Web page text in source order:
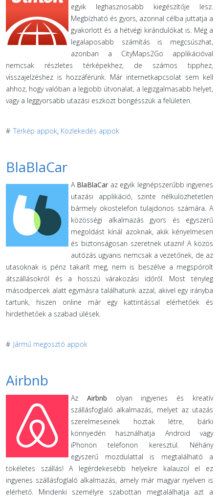
egyik leghasznosabb kiegészítője lesz.
Megbízható és gyors, azonnal célba juttatja a
gyakorlott és a hétvégi kirándulókat is. Még a
legalaposabb számítás is megcsúszhat,
azonban a CityMaps2Go applikációval
nemcsak részletes térképekhez, de számos tipphez,
visszajelzéshez is hozzáférünk. Már internetkapcsolat sem kell
ahhoz, hogy valóban a legjobb útvonalat, a legizgalmasabb helyet,
vagy a leggyorsabb utazási eszközt böngésszük a felületen.
# Térkép appok, Közlekedés appok
BlaBlaCar
A BlaBlaCar az egyik legnépszerűbb ingyenes
utazási applikáció, szinte nélkülözhetetlen
bármely okostelefon tulajdonos számára. A
közösségi alkalmazás gyors és egyszerű
megoldást kínál azoknak, akik kényelmesen
és biztonságosan szeretnek utazni! A közös
autózás ugyanis nemcsak a vezetőnek, de az
utasoknak is pénz takarít meg, nem is beszélve a megspórolt
átszállásokról és a hosszú várakozási időről. Most tényleg
másodpercek alatt egymásra találhatunk azzal, akivel egy irányba
tartunk, hiszen online már egy kattintással elérhetőek és
hirdethetőek a szabad ülések.
# Jármű megosztó appok
Airbnb
Az Airbnb olyan ingyenes és kreatív
szállásfoglaló alkalmazás, melyet az utazás
szerelmeseinek hoztak létre, bárki
könnyedén használhatja Android vagy
iPhonon telefonon keresztül. Néhány
egyszerű mozdulattal is megtalálható a
tökéletes szállás! A legérdekesebb helyekre kalauzol el ez
ingyenes szállásfoglaló alkalmazás, amely már magyar nyelven is
elérhető. Mindenki személyre szabottan megtalálhatja azt a